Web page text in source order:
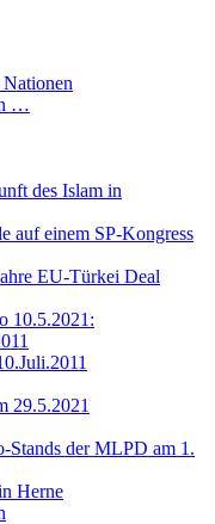
…
des Islam in
auf einem SP-Kongress
EU-Türkei Deal
10.5.2021:
29.5.2021
Stands der MLPD am 1.
Herne